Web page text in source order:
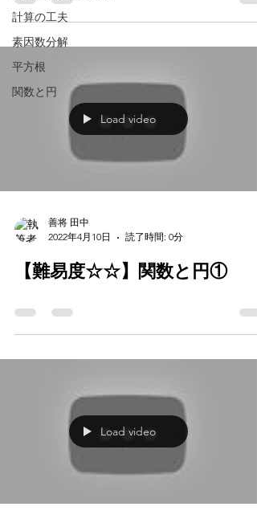
計算の工夫
素因数分解
平方根
関数と円
Load video
善将 田中
2022年4月10日
読了時間: 0分
【難易度☆☆】関数と円①
Load video